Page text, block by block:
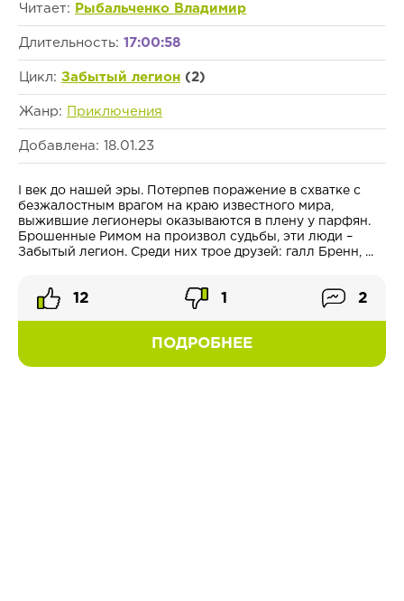
Читает: Рыбальченко Владимир
Длительность: 17:00:58
Цикл: Забытый легион (2)
Жанр: Приключения
Добавлена: 18.01.23
I век до нашей эры. Потерпев поражение в схватке с
безжалостным врагом на краю известного мира,
выжившие легионеры оказываются в плену у парфян.
Брошенные Римом на произвол судьбы, эти люди –
Забытый легион. Среди них трое друзей: галл Бренн, ...
ПОДРОБНЕЕ
12 1 2